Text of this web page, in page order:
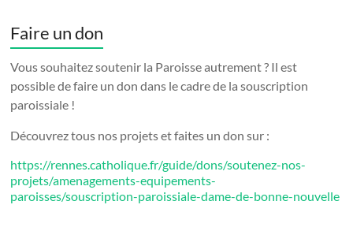
Faire un don
Vous souhaitez soutenir la Paroisse autrement ? Il est
possible de faire un don dans le cadre de la souscription
paroissiale !
Découvrez tous nos projets et faites un don sur :
https://rennes.catholique.fr/guide/dons/soutenez-nos-
projets/amenagements-equipements-
paroisses/souscription-paroissiale-dame-de-bonne-nouvelle